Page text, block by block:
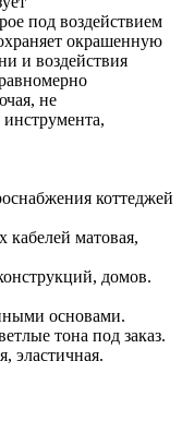
под воздействием
окрашенную
и воздействия
не
инструмента,
коттеджей
кабелей матовая,
домов.
основами.
тона под заказ.
эластичная.